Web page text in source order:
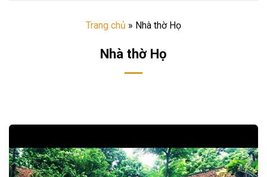
Trang chủ » Nhà thờ Họ
Nhà thờ Họ